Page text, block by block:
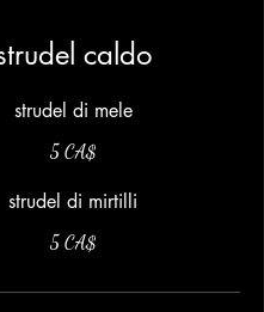
caldo
strudel di mele
5 CA$
strudel di mirtilli
5 CA$